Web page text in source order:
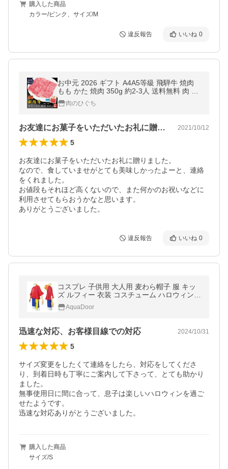
購入した商品
カラー/ピンク、サイズ/M
違反報告 いいね 0
お中元 2026 ギフト A4A5等級 飛騨牛 焼肉
もも かた 焼肉 350g 約2-3人 送料無料 肉 牛
肉 赤身 爆買
肉のひぐち
お友達にお菓子をいただいたお礼に贈りま… 2021/10/12
5
お友達にお菓子をいただいたお礼に贈りました。
なので、食していませがとても美味しかったよーと、連絡
をくれました。
お値段もそれほど高くないので、また何かのお祝いなどに
利用させてもらおうかなと思います。
ありがとうございました。
違反報告 いいね 0
コスプレ 子供用 大人用 麦わら帽子 服 キッ
ズ ルフィー 衣装 コスチューム ハロウィン
コスプレ 仮装 送料無料！
AquaDoor
迅速な対応、お客様目線での対応 2024/10/31
5
サイズ変更をしたくて連絡をしたら、対応をしてくださ
り、到着日時も丁寧にご案内して下さって、とても助かり
ました。
無事使用日に間に合って、息子は楽しいハロウィンを過ご
せたようです。
迅速な対応ありがとうございました。
購入した商品
サイズ/S